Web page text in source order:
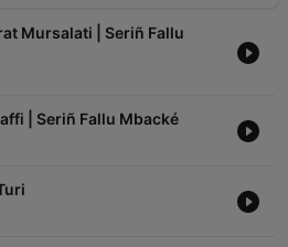
Mursalati | Seriñ Fallu
| Seriñ Fallu Mbacké